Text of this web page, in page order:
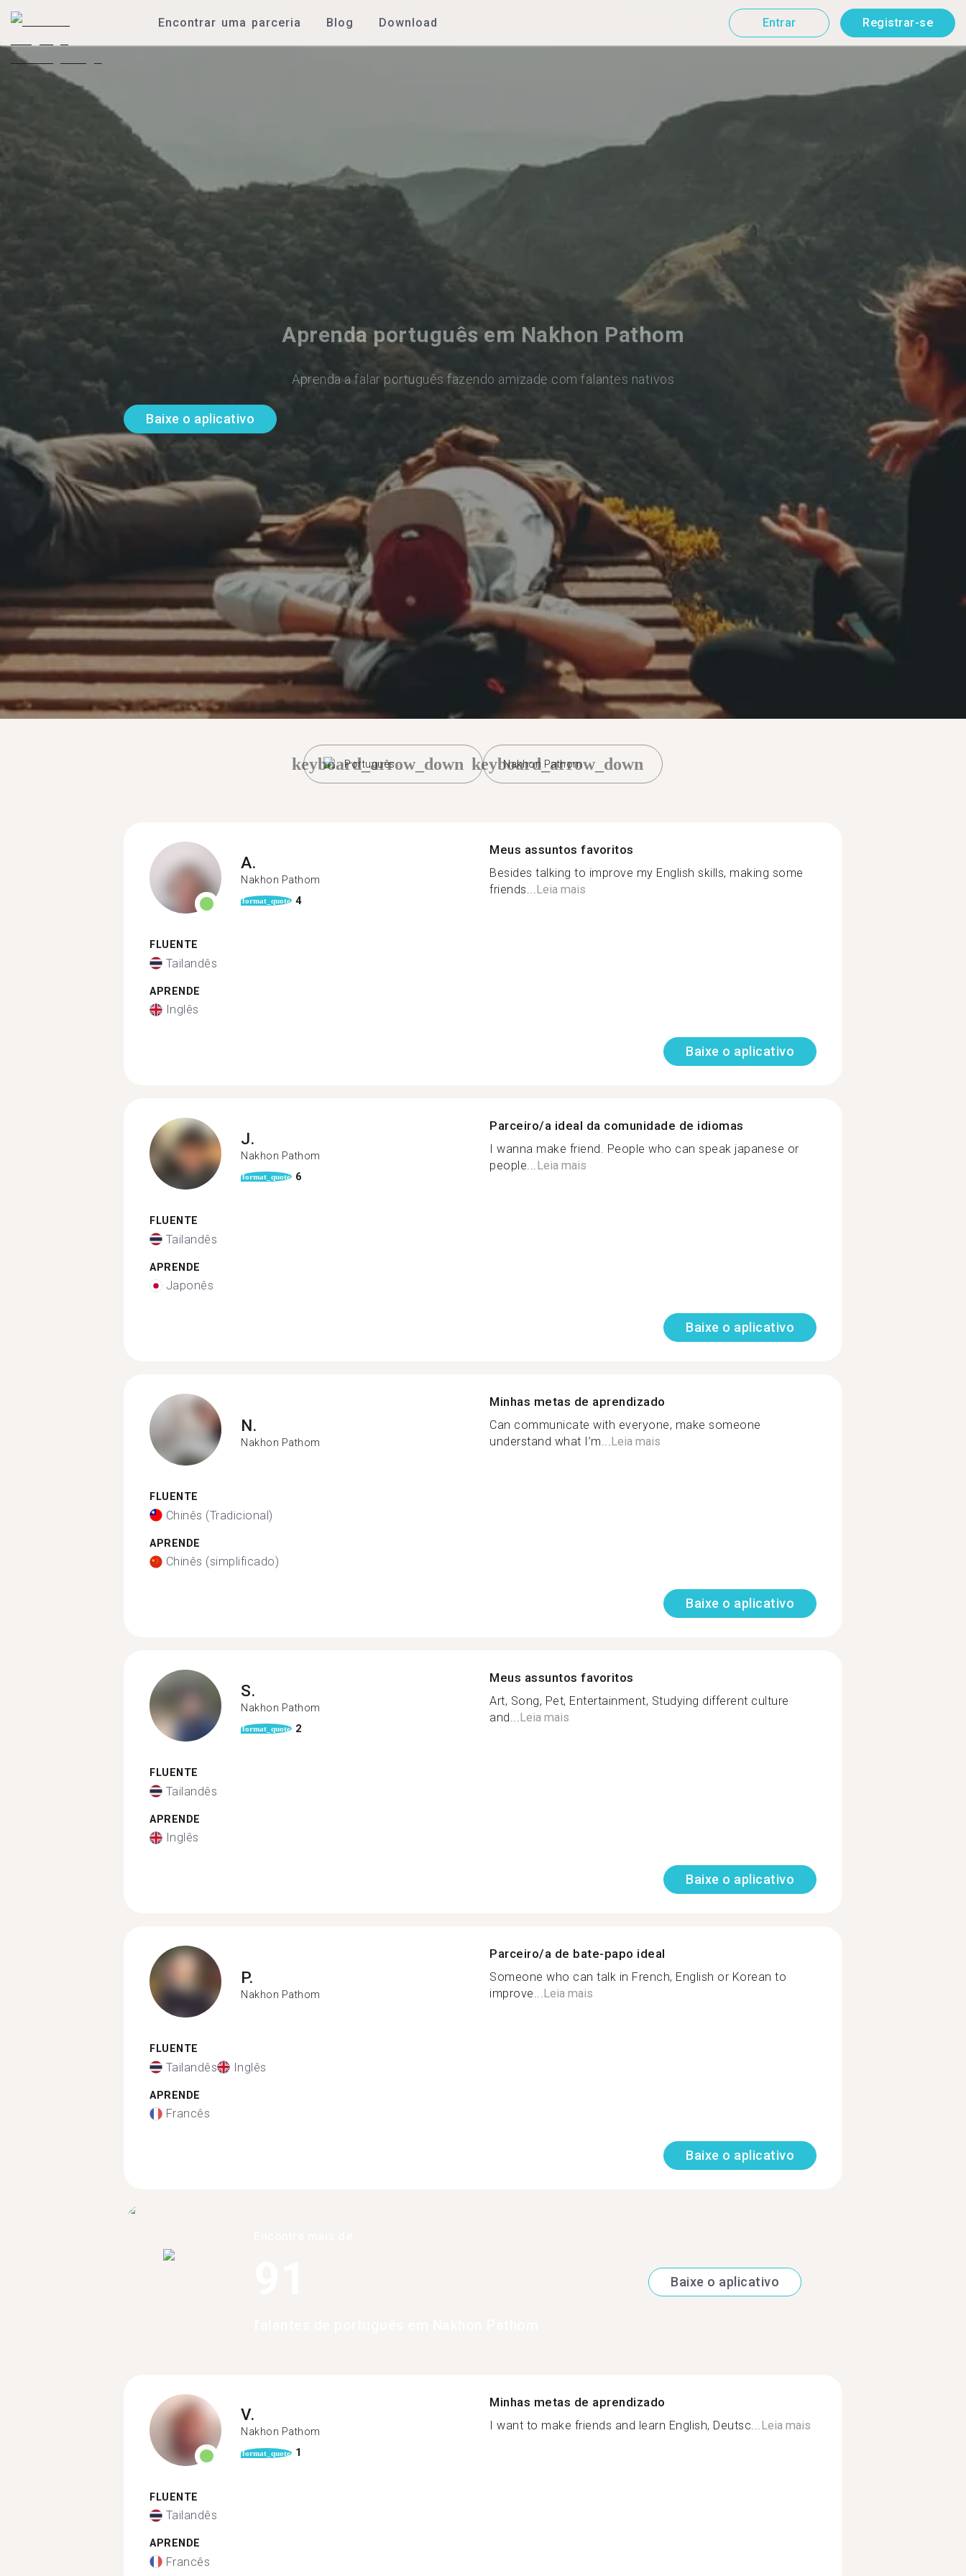
Encontrar uma parceria Blog Download Entrar Registrar-se
Aprenda português em Nakhon Pathom
Aprenda a falar português fazendo amizade com falantes nativos
Baixe o aplicativo
Português
keyboard_arrow_down Nakhon Pathom
keyboard_arrow_down
A.
Nakhon Pathom
format_quote 4
FLUENTE
Tailandês
APRENDE
Inglês
Meus assuntos favoritos
Besides talking to improve my English skills, making some
friends...Leia mais
Baixe o aplicativo
J.
Nakhon Pathom
format_quote 6
FLUENTE
Tailandês
APRENDE
Japonês
Parceiro/a ideal da comunidade de idiomas
I wanna make friend. People who can speak japanese or
people...Leia mais
Baixe o aplicativo
N.
Nakhon Pathom
FLUENTE
Chinês (Tradicional)
APRENDE
Chinês (simplificado)
Minhas metas de aprendizado
Can communicate with everyone, make someone
understand what I’m...Leia mais
Baixe o aplicativo
S.
Nakhon Pathom
format_quote 2
FLUENTE
Tailandês
APRENDE
Inglês
Meus assuntos favoritos
Art, Song, Pet, Entertainment, Studying different culture
and...Leia mais
Baixe o aplicativo
P.
Nakhon Pathom
FLUENTE
Tailandês Inglês
APRENDE
Francês
Parceiro/a de bate-papo ideal
Someone who can talk in French, English or Korean to
improve...Leia mais
Baixe o aplicativo
Baixe o aplicativo
V.
Nakhon Pathom
format_quote 1
FLUENTE
Tailandês
APRENDE
Francês
Minhas metas de aprendizado
I want to make friends and learn English, Deutsc... Leia mais